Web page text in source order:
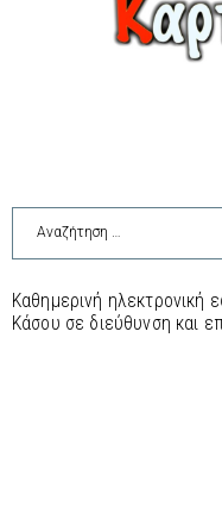
Καθημερινή ηλεκτρονική
Κάσου σε διεύθυνση και